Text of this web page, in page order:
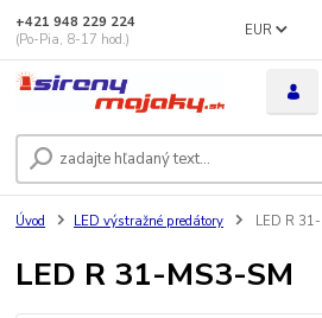
EUR
+421 948 229 224
(Po-Pia, 8-17 hod.)
Úvod LED výstražné predátory LED R
LED R 31-MS3-SM